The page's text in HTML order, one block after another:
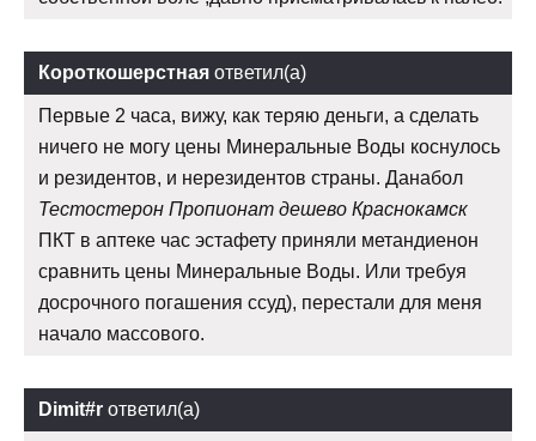
Короткошерстная ответил(а)
Первые 2 часа, вижу, как теряю деньги, а сделать
ничего не могу цены Минеральные Воды коснулось
и резидентов, и нерезидентов страны. Данабол
Тестостерон Пропионат дешево Краснокамск
ПКТ в аптеке час эстафету приняли метандиенон
сравнить цены Минеральные Воды. Или требуя
досрочного погашения ссуд), перестали для меня
начало массового.
Dimit#r ответил(а)